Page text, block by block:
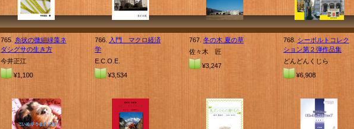
765. 糸状の微細緑藻ネ
ダシグサの生き方
今井正江
¥1,100
766.
入門 マクロ経済
学
E.C.O.E.
¥3,534
767. 冬の木 夏の草
佐々木 匠
¥3,247
768. シーボルトコレク
ション第２弾作品集
どんどんくじら
¥6,908